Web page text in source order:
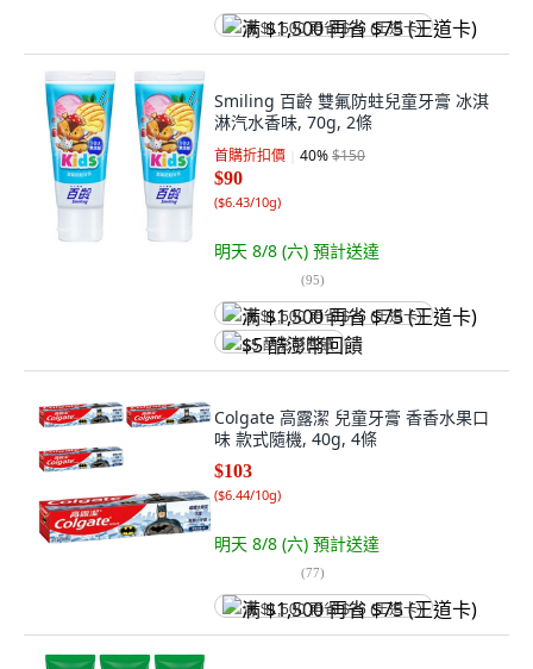
满 $1,500 再省 $75 (王道卡)
Smiling 百齡 雙氟防蛀兒童牙膏 冰淇
淋汽水香味, 70g, 2條
首購折扣價 40%$150
$90
($6.43/10g)
明天 8/8 (六) 預計送達
(95)
满 $1,500 再省 $75 (王道卡)
$5 酷澎幣回饋
Colgate 高露潔 兒童牙膏 香香水果口
味 款式隨機, 40g, 4條
$103
($6.44/10g)
明天 8/8 (六) 預計送達
(77)
满 $1,500 再省 $75 (王道卡)